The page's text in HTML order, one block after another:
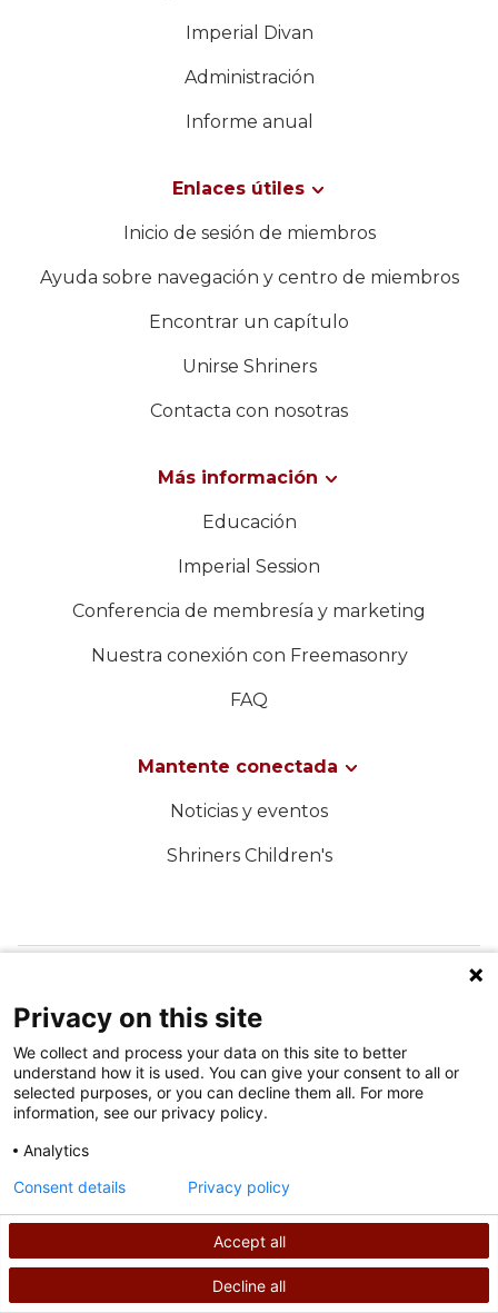
Imperial Divan
Administración
Informe anual
Enlaces útiles
Inicio de sesión de miembros
Ayuda sobre navegación y centro de miembros
Encontrar un capítulo
Unirse Shriners
Contacta con nosotras
Más información
Educación
Imperial Session
Conferencia de membresía y marketing
Nuestra conexión con Freemasonry
FAQ
Mantente conectada
Noticias y eventos
Shriners Children's
política de privacidad
©2026 Derechos de autor de Shriners International
Privacy on this site
We collect and process your data on this site to better
understand how it is used. You can give your consent to all or
selected purposes, or you can decline them all. For more
information, see our privacy policy.
Analytics
Accept all
Decline all
Consent details Privacy policy